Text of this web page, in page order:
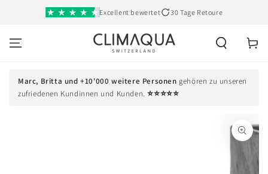
SKIP TO
CONTENT
Excellent bewertet 30 Tage Retoure
Cart
Marc, Britta und +10'000 weitere Personen gehören zu unseren
zufriedenen Kundinnen und Kunden.⭐⭐⭐⭐⭐